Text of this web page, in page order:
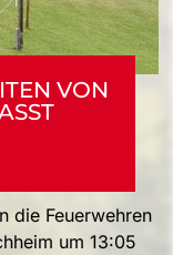
VON
die Feuerwehren
um 13:05